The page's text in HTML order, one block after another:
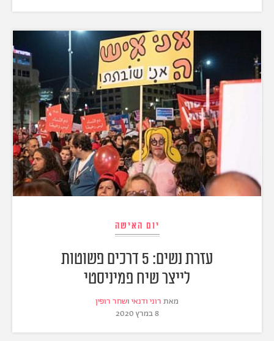
יום האישה
עזרת נשים: 5 דרכים פשוטות
לייצר שיח פמיניסטי
מאת רוני ודנאי ושחר רופין
8 במרץ 2020